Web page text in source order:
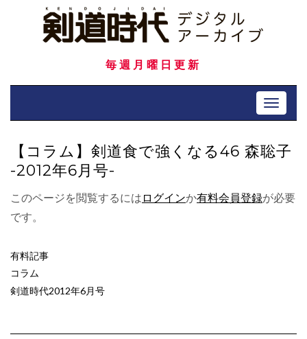
毎週月曜日更新
Toggle
【コラム】剣道食で強くなる46 森聡子
-2012年6月号-
このページを閲覧するには ログインか有料会員登録が必要
です。
有料記事
コラム
剣道時代2012年6月号